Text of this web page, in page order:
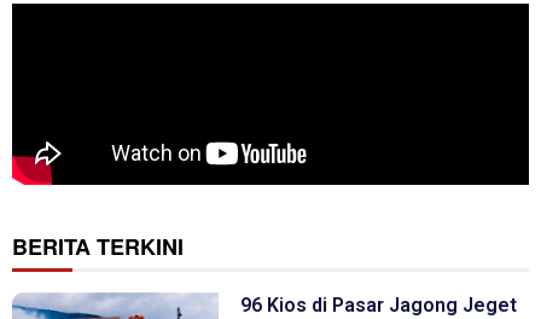
BERITA TERKINI
96 Kios di Pasar Jagong Jeget